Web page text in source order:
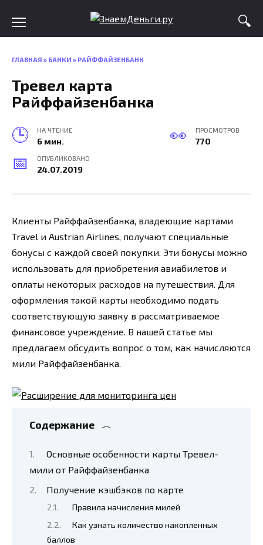
content
ГЛАВНАЯ » БАНКИ » РАЙФФАЙЗЕНБАНК
Тревел карта
Райффайзенбанка
НА ЧТЕНИЕ
6 мин.
ПРОСМОТРОВ
770
ОПУБЛИКОВАНО
24.07.2019
Клиенты Райффайзенбанка, владеющие картами
Travel и Austrian Airlines, получают специальные
бонусы с каждой своей покупки. Эти бонусы можно
использовать для приобретения авиабилетов и
оплаты некоторых расходов на путешествия. Для
оформления такой карты необходимо подать
соответствующую заявку в рассматриваемое
финансовое учреждение. В нашей статье мы
предлагаем обсудить вопрос о том, как начисляются
мили Райффайзенбанка.
Содержание
Основные особенности карты Тревел-
мили от Райффайзенбанка
Получение кэшбэков по карте
Правила начисления милей
Как узнать количество накопленных
баллов